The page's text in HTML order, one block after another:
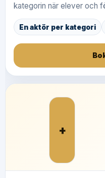
kategorin när elever och
En aktör per kategori
+